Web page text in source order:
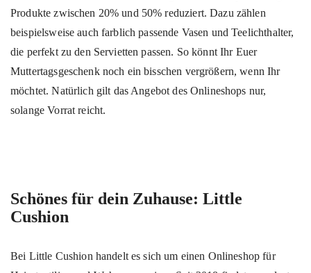
Produkte zwischen 20% und 50% reduziert. Dazu zählen
beispielsweise auch farblich passende Vasen und Teelichthalter,
die perfekt zu den Servietten passen. So könnt Ihr Euer
Muttertagsgeschenk noch ein bisschen vergrößern, wenn Ihr
möchtet. Natürlich gilt das Angebot des Onlineshops nur,
solange Vorrat reicht.
Schönes für dein Zuhause: Little
Cushion
Bei Little Cushion handelt es sich um einen Onlineshop für